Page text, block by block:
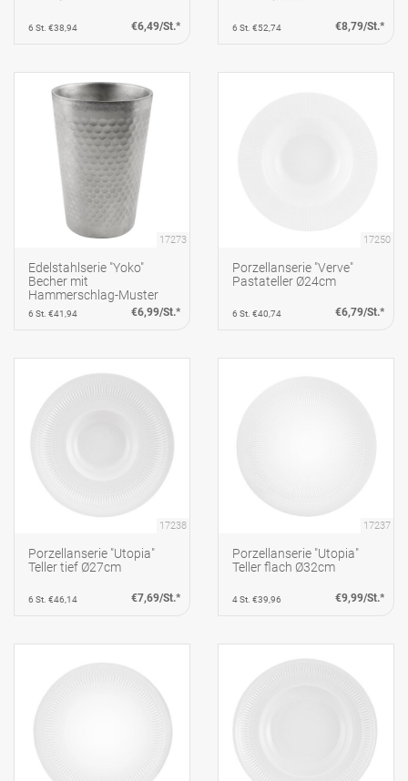
6 St. €38,94 €6,49/St.* 6 St. €52,74 €8,79/St.*
17273
Edelstahlserie "Yoko"
Becher mit
Hammerschlag-Muster
0,35L
6 St. €41,94 €6,99/St.*
17250
Porzellanserie "Verve"
Pastateller Ø24cm
6 St. €40,74 €6,79/St.*
17238
Porzellanserie "Utopia"
Teller tief Ø27cm
6 St. €46,14 €7,69/St.*
17237
Porzellanserie "Utopia"
Teller flach Ø32cm
4 St. €39,96 €9,99/St.*